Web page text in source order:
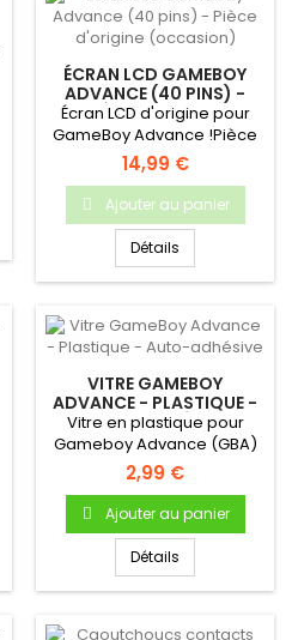
ÉCRAN LCD GAMEBOY
ADVANCE (40 PINS) -
PIÈCE D'ORIGINE
(OCCASION)
Écran LCD d'origine pour
GameBoy Advance !Pièce
d'origine Nintendo
Occasion...
14,99 €
Ajouter au panier
Détails
VITRE GAMEBOY
ADVANCE - PLASTIQUE -
AUTO-ADHÉSIVE
Vitre en plastique pour
Gameboy Advance (GBA)
2,99 €
Ajouter au panier
Détails